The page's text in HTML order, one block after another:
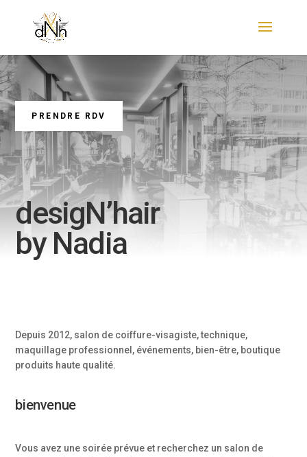
PRENDRE RDV
desigN’hair
by Nadia
Depuis 2012, salon de coiffure-visagiste, technique,
maquillage professionnel, événements, bien-être, boutique
produits haute qualité.
bienvenue
Vous avez une soirée prévue et recherchez un salon de